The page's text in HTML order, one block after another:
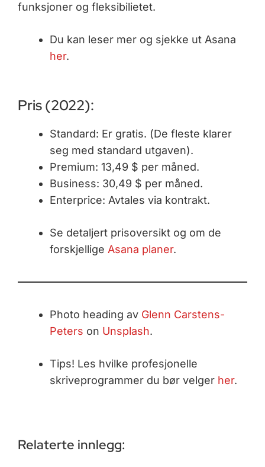
funksjoner og fleksibilietet.
Du kan leser mer og sjekke ut Asana
her.
Pris (2022):
Standard: Er gratis. (De fleste klarer
seg med standard utgaven).
Premium: 13,49 $ per måned.
Business: 30,49 $ per måned.
Enterprice: Avtales via kontrakt.
Se detaljert prisoversikt og om de
forskjellige Asana planer.
Photo heading av Glenn Carstens-
Peters on Unsplash.
Tips! Les hvilke profesjonelle
skriveprogrammer du bør velger her.
Relaterte innlegg: